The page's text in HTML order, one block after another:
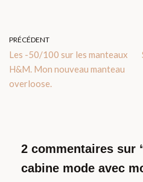
PRÉCÉDENT
Les -50/100 sur les manteaux
H&M. Mon nouveau manteau
overloose.
2 commentaires sur
cabine mode avec